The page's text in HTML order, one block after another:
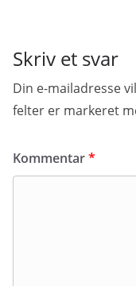
Skriv et svar
Din e-mailadresse
felter er markeret
Kommentar*